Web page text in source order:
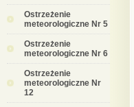
Ostrzeżenie
meteorologiczne Nr 5
Ostrzeżenie
meteorologiczne Nr 6
Ostrzeżenie
meteorologiczne Nr
12